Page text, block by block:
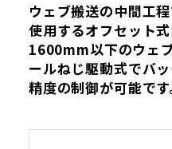
ウェブ搬送の中間工
使用するオフセット
1600mm以下のウェ
ールねじ駆動式でバ
精度の制御が可能です